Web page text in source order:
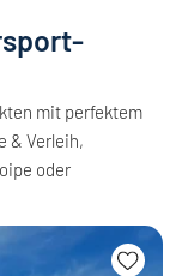
mit perfektem
& Verleih,
oder